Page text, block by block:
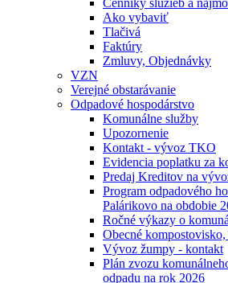
Cenníky služieb a
Ako vybaviť
Tlačivá
Faktúry
Zmluvy, Objednávky
VZN
Verejné obstarávanie
Odpadové hospodárstvo
Komunálne služby
Upozornenie
Kontakt - vývoz TKO
Evidencia poplatku za
Predaj Kreditov na
Program odpadového
Palárikovo na obdobie
Ročné výkazy o
Obecné
Vývoz žumpy - kontakt
Plán zvozu
odpadu na rok 2026